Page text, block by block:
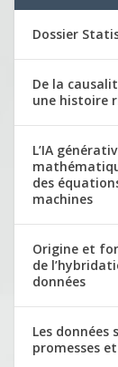
Dossier
De la
une histoire
L’IA
des
machines
Origine et
de
données
Les données
promesses